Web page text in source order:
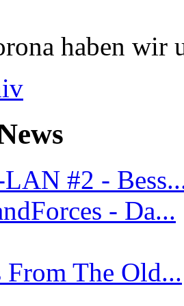
haben wir
#2 -
- Da...
From The Old...